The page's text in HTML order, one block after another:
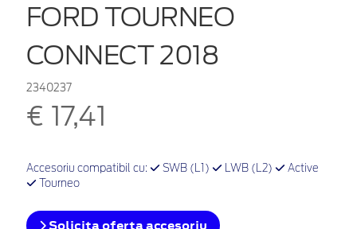
FORD TOURNEO
CONNECT 2018
2340237
€ 17,41
Accesoriu compatibil cu: SWB (L1) LWB (L2)
Active
Tourneo
Solicita oferta accesoriu